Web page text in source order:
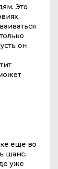
Это
он
еще во
шанс.
уже